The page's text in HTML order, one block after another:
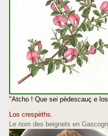
"Atcho ! Que sei pèdescauç e
Los crespèths.
Le nom des beignets en